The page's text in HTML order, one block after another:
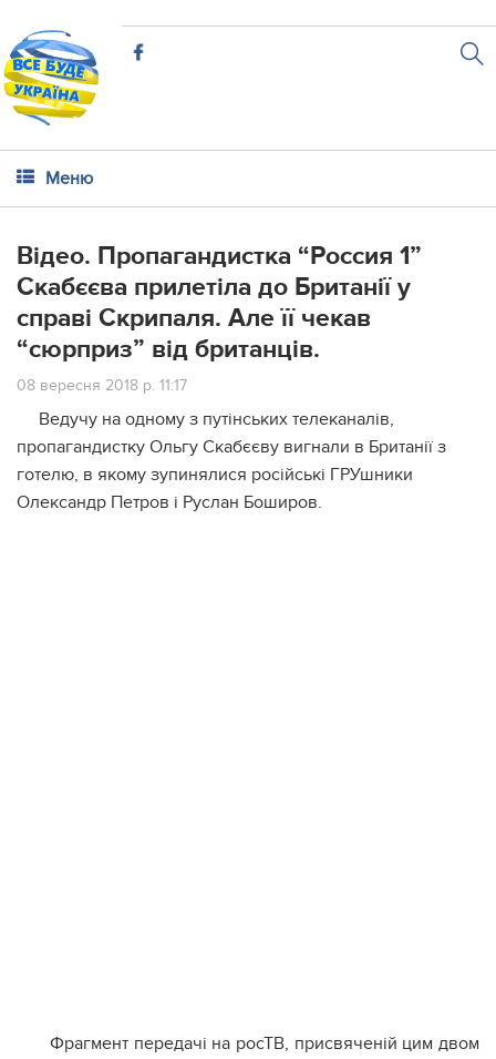
Меню
Відео. Пропагандистка “Россия 1”
Скабєєва прилетіла до Британії у
справі Скрипаля. Але її чекав
“сюрприз” від британців.
08 вересня 2018 р. 11:17
Ведучу на одному з путінських телеканалів,
пропагандистку Ольгу Скабєєву вигнали в Британії з
готелю, в якому зупинялися російські ГРУшники
Олександр Петров і Руслан Боширов.
Фрагмент передачі на росТВ, присвяченій цим двом